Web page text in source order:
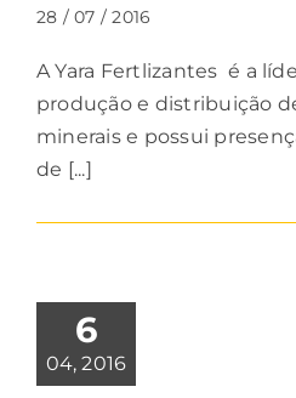
28 / 07 / 2016
A Yara Fertlizantes é a
produção e distribuição
minerais e possui
de [...]
6
04, 2016